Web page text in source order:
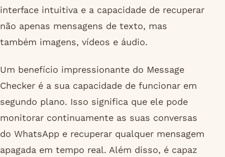
interface intuitiva e a capacidade de recuperar
não apenas mensagens de texto, mas
também imagens, vídeos e áudio.
Um benefício impressionante do Message
Checker é a sua capacidade de funcionar em
segundo plano. Isso significa que ele pode
monitorar continuamente as suas conversas
do WhatsApp e recuperar qualquer mensagem
apagada em tempo real. Além disso, é capaz